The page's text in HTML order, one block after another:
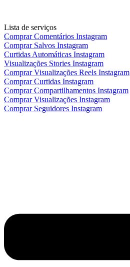
Lista de serviços
Comprar Comentários Instagram
Comprar Salvos Instagram
Curtidas Automáticas Instagram
Visualizações Stories Instagram
Comprar Visualizações Reels Instagram
Comprar Curtidas Instagram
Comprar Compartilhamentos Instagram
Comprar Visualizações Instagram
Comprar Seguidores Instagram